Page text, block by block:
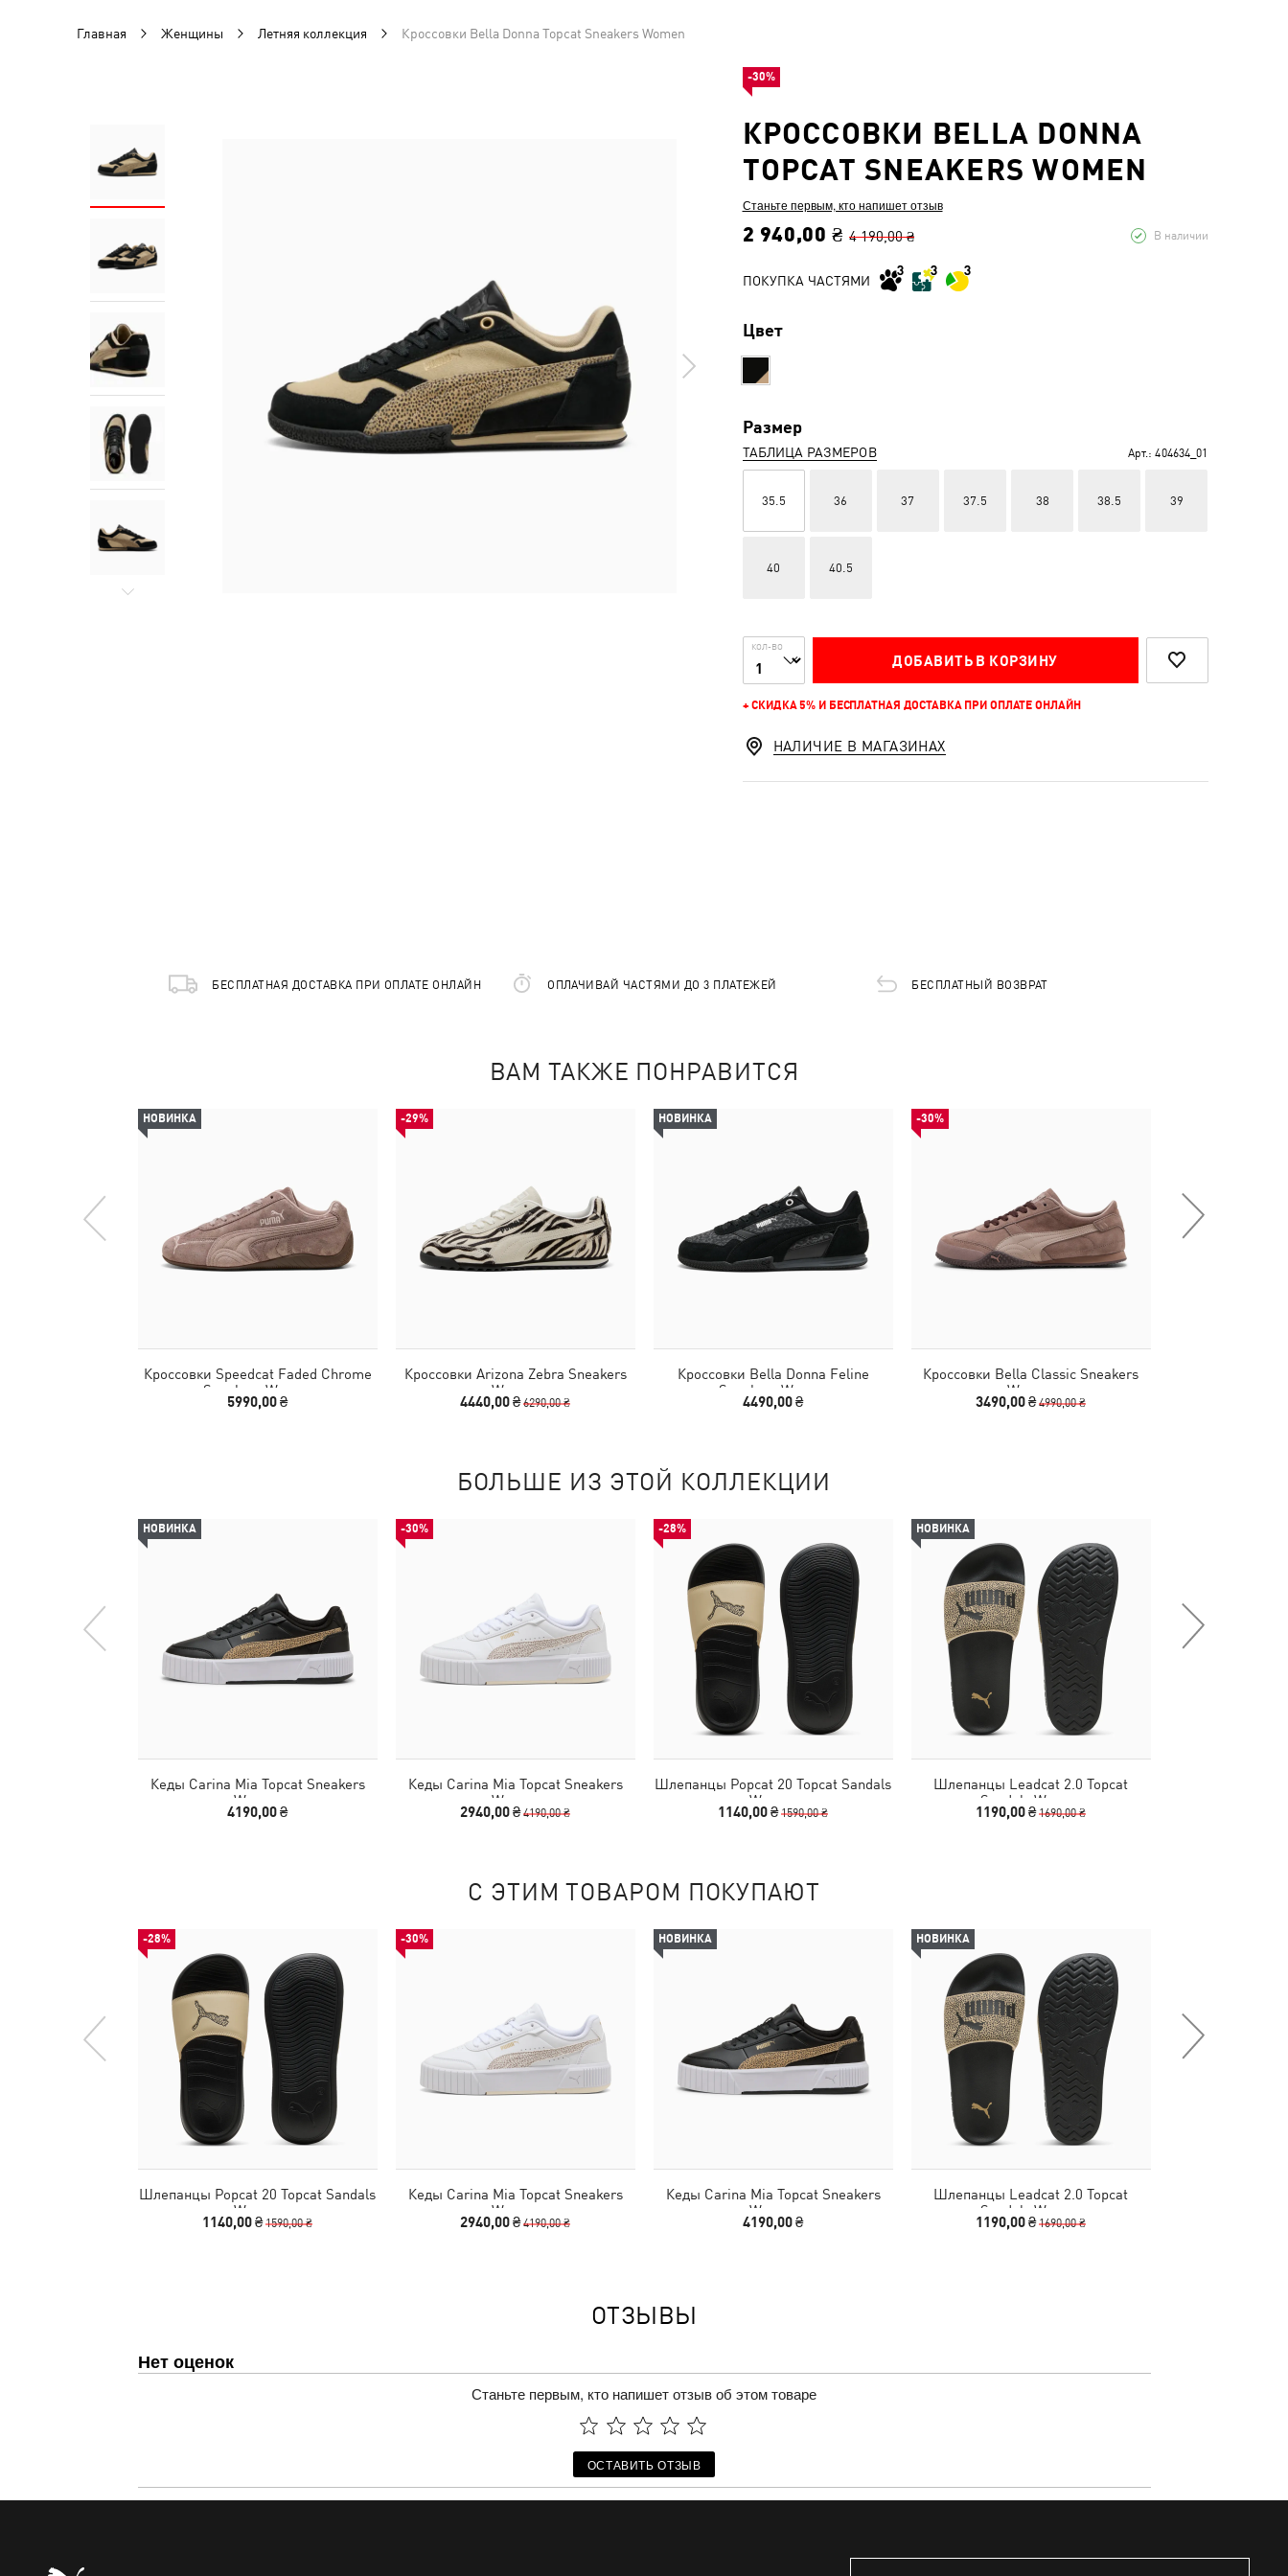
Главная Женщины Летняя коллекция Кроссовки Bella Donna Topcat Sneakers Women
КРОССОВКИ BELLA DONNA
TOPCAT SNEAKERS WOMEN
Станьте первым, кто напишет отзыв
2 940,00 ₴ 4 190,00 ₴ В наличии
ПОКУПКА ЧАСТЯМИ
Цвет
Размер
ТАБЛИЦА РАЗМЕРОВ Арт.: 404634_01
35.5 36 37 37.5 38 38.5 39
40 40.5
КОЛ-ВО
ДОБАВИТЬ В КОРЗИНУ
+ СКИДКА 5% И БЕСПЛАТНАЯ ДОСТАВКА ПРИ ОПЛАТЕ ОНЛАЙН
-30%
НАЛИЧИЕ В МАГАЗИНАХ
БЕСПЛАТНАЯ ДОСТАВКА ПРИ ОПЛАТЕ ОНЛАЙН ОПЛАЧИВАЙ ЧАСТЯМИ ДО 3 ПЛАТЕЖЕЙ БЕСПЛАТНЫЙ ВОЗВРАТ
ВАМ ТАКЖЕ ПОНРАВИТСЯ
НОВИНКА
Кроссовки Speedcat Faded Chrome
Sneakers Women
5990,00 ₴
-29%
Кроссовки Arizona Zebra Sneakers
Women
4440,00 ₴6290,00 ₴
НОВИНКА
Кроссовки Bella Donna Feline
Sneakers Women
4490,00 ₴
-30%
Кроссовки Bella Classic Sneakers
Women
3490,00 ₴4990,00 ₴
БОЛЬШЕ ИЗ ЭТОЙ КОЛЛЕКЦИИ
НОВИНКА
Кеды Carina Mia Topcat Sneakers
Women
4190,00 ₴
-30%
Кеды Carina Mia Topcat Sneakers
Women
2940,00 ₴4190,00 ₴
-28%
Шлепанцы Popcat 20 Topcat Sandals
Women
1140,00 ₴1590,00 ₴
НОВИНКА
Шлепанцы Leadcat 2.0 Topcat
Sandals Women
1190,00 ₴1690,00 ₴
С ЭТИМ ТОВАРОМ ПОКУПАЮТ
-28%
Шлепанцы Popcat 20 Topcat Sandals
Women
1140,00 ₴1590,00 ₴
-30%
Кеды Carina Mia Topcat Sneakers
Women
2940,00 ₴4190,00 ₴
НОВИНКА
Кеды Carina Mia Topcat Sneakers
Women
4190,00 ₴
НОВИНКА
Шлепанцы Leadcat 2.0 Topcat
Sandals Women
1190,00 ₴1690,00 ₴
ОТЗЫВЫ
Нет оценок
Станьте первым, кто напишет отзыв об этом товаре
ОСТАВИТЬ ОТЗЫВ